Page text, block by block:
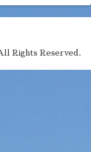
Rights Reserved.